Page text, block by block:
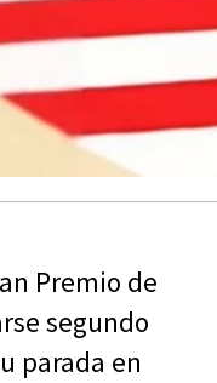
Premio de
segundo
parada en